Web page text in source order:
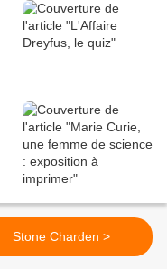
Stone Charden >